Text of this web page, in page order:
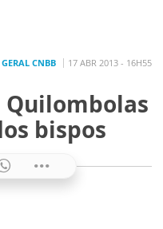
CNBB 17 ABR 2013 - 16H55
Quilombolas
bispos